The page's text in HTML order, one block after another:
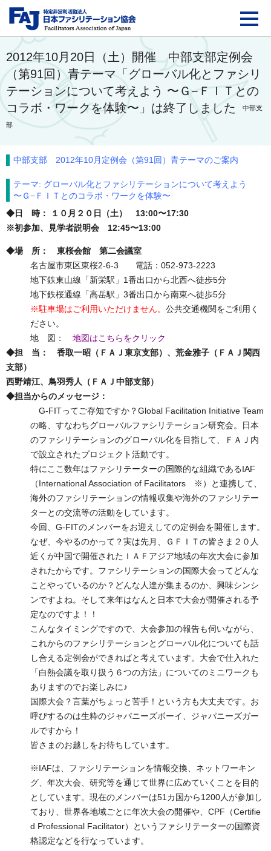
FAJ：特定非営利活動
2012年10月20日（土）開催 中部支部定例会
（第91回）青テーマ「グローバル化とファシリ
テーションについて考えよう 〜Ｇ−ＦＩＴとの
コラボ・ワークを体験〜」は終了しました
中部支
部
中部支部 2012年10月定例会（第91回）青テーマのご案内
テーマ: グローバル化とファシリテーションについて考えよう
〜Ｇ−ＦＩＴとのコラボ・ワークを体験〜
◆日 時： １０月２０日（土） 13:00〜17:30
※初参加、見学者説明会 12:45〜13:00
◆場 所： 東桜会館 第二会議室
名古屋市東区東桜2-6-3 電話：052-973-2223
地下鉄東山線「新栄駅」1番出口から北西へ徒歩5分
地下鉄桜通線「高岳駅」3番出口から南東へ徒歩5分
※駐車場はご利用いただけません。 公共交通機関をご利用く
ださい。
地 図： 地図はこちらをクリック
◆担 当： 香取一昭（ＦＡＪ東京支部）、荒金雅子（ＦＡＪ関西
支部）
西野靖江、鳥羽秀人（ＦＡＪ中部支部）
◆担当からのメッセージ：
G-FITってご存知ですか？Global Facilitation Initiative Team
の略、すなわちグローバルファシリテーション研究会。日本
のファシリテーションのグローバル化を目指して、ＦＡＪ内
で設立されたプロジェクト活動です。
特にここ数年はファシリテーターの国際的な組織であるIAF
（International Association of Facilitators ※）と連携して、
海外のファシリテーションの情報収集や海外のファシリテー
ターとの交流等の活動をしています。
今回、G-FITのメンバーをお迎えしての定例会を開催します。
なぜ、今やるのかって？実は先月、ＧＦＩＴの皆さま２０人
近くが中国で開催されたＩＡＦアジア地域の年次大会に参加
されたからです。ファシリテーションの国際大会ってどんな
ことやっているのか？どんな人達が集まるのか、興味シンシ
ンですよね。そして来年はなんと日本で大会が開催される予
定なのですよ！！
こんなタイミングですので、大会参加の報告も伺いながら、
これからのファシリテーションとグローバル化についても話
し合える定例会ができればと考えています。大会で仕入れた
「白熱会議を取り扱う６つの方法」についてのミニワークも
ありますのでお楽しみに♪
国際大会？言葉がちょっと苦手！という方も大丈夫です。お
呼びするのは生粋のジャパニーズボーイ、ジャパニーズガー
ルですから！
皆さまのお越しをお待ちしています。
※IAFは、ファシリテーションを情報交換、ネットワーキン
グ、年次大会、研究等を通じて世界に広めていくことを目的
としています。現在のメンバーは51カ国から1200人が参加し
ており、世界各地域ごとに年次大会の開催や、CPF（Certifie
d Professional Facilitator）というファシリテーターの国際資
格認定などを行なっています。